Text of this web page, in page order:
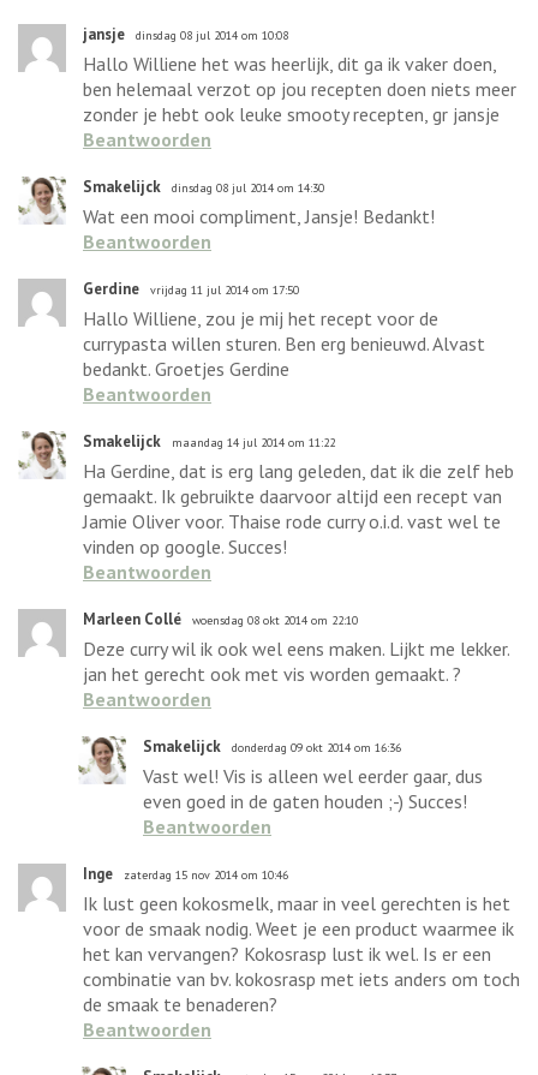
jansje dinsdag 08 jul 2014 om 10:08
Hallo Williene het was heerlijk, dit ga ik vaker doen,
ben helemaal verzot op jou recepten doen niets meer
zonder je hebt ook leuke smooty recepten, gr jansje
Beantwoorden
Smakelijck dinsdag 08 jul 2014 om 14:30
Wat een mooi compliment, Jansje! Bedankt!
Beantwoorden
Gerdine vrijdag 11 jul 2014 om 17:50
Hallo Williene, zou je mij het recept voor de
currypasta willen sturen. Ben erg benieuwd. Alvast
bedankt. Groetjes Gerdine
Beantwoorden
Smakelijck maandag 14 jul 2014 om 11:22
Ha Gerdine, dat is erg lang geleden, dat ik die zelf heb
gemaakt. Ik gebruikte daarvoor altijd een recept van
Jamie Oliver voor. Thaise rode curry o.i.d. vast wel te
vinden op google. Succes!
Beantwoorden
Marleen Collé woensdag 08 okt 2014 om 22:10
Deze curry wil ik ook wel eens maken. Lijkt me lekker.
jan het gerecht ook met vis worden gemaakt. ?
Beantwoorden
Smakelijck donderdag 09 okt 2014 om 16:36
Vast wel! Vis is alleen wel eerder gaar, dus
even goed in de gaten houden ;-) Succes!
Beantwoorden
Inge zaterdag 15 nov 2014 om 10:46
Ik lust geen kokosmelk, maar in veel gerechten is het
voor de smaak nodig. Weet je een product waarmee ik
het kan vervangen? Kokosrasp lust ik wel. Is er een
combinatie van bv. kokosrasp met iets anders om toch
de smaak te benaderen?
Beantwoorden